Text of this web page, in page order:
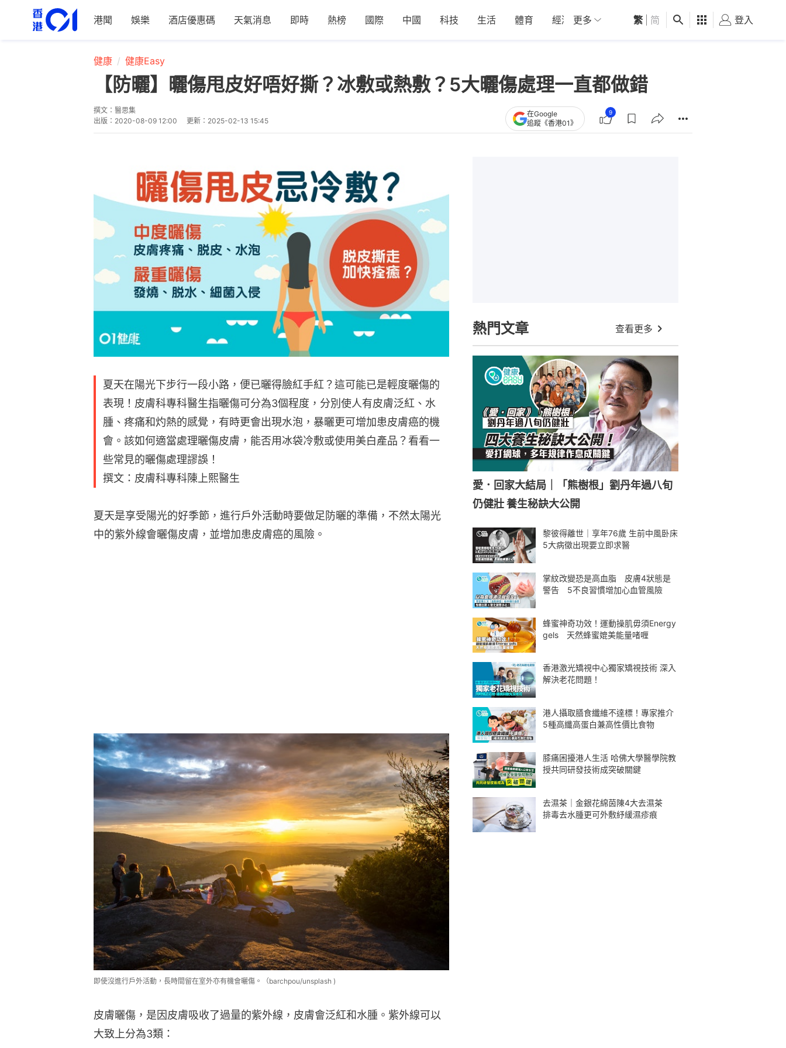
港聞 娛樂 酒店優惠碼 天氣消息 即時 熱榜 國際 中國 科技 生活 體育 經濟 01深圳 觀點 健康 好食玩飛
更多 繁 简 登入
健康 健康Easy
【防曬】曬傷甩皮好唔好撕？冰敷或熱敷？5大曬傷處理一直都做錯
撰文： 醫思集
出版： 2020-08-09 12:00 更新： 2025-02-13 15:45
在Google
追蹤《香港01》
9
夏天在陽光下步行一段小路，便已曬得臉紅手紅？這可能已是輕度曬傷的
表現！皮膚科專科醫生指曬傷可分為3個程度，分別使人有皮膚泛紅、水
腫、疼痛和灼熱的感覺，有時更會出現水泡，暴曬更可增加患皮膚癌的機
會。該如何適當處理曬傷皮膚，能否用冰袋冷敷或使用美白產品？看看一
些常見的曬傷處理謬誤！
撰文：皮膚科專科陳上熙醫生
夏天是享受陽光的好季節，進行戶外活動時要做足防曬的準備，不然太陽光
中的紫外線會曬傷皮膚，並增加患皮膚癌的風險。
即使沒進行戶外活動，長時間留在室外亦有機會曬傷。（barchpou/unsplash )
皮膚曬傷，是因皮膚吸收了過量的紫外線，皮膚會泛紅和水腫。紫外線可以
大致上分為3類：
熱門文章 查看更多
愛．回家大結局｜「熊樹根」劉丹年過八旬
仍健壯 養生秘訣大公開
黎彼得離世｜享年76歲 生前中風卧床
5大病徵出現要立即求醫
掌紋改變恐是高血脂 皮膚4狀態是
警告 5不良習慣增加心血管風險
蜂蜜神奇功效！運動操肌毋須Energy
gels 天然蜂蜜媲美能量啫喱
香港激光矯視中心獨家矯視技術 深入
解決老花問題！
港人攝取膳食纖維不達標！專家推介
5種高纖高蛋白兼高性價比食物
膝痛困擾港人生活 哈佛大學醫學院教
授共同研發技術成突破關鍵
去濕茶｜金銀花綿茵陳4大去濕茶
排毒去水腫更可外敷紓緩濕疹痕